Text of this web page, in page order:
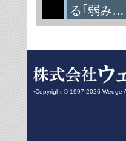
る｢弱み…
‹Copyright © 1997-2026 Wedge